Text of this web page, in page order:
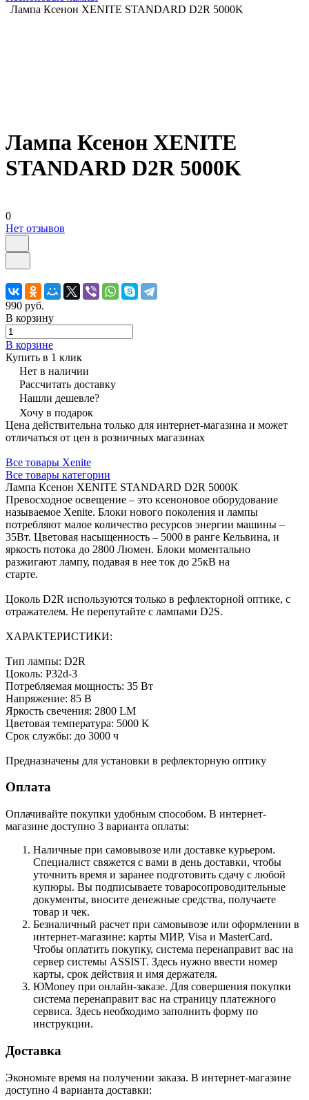
Лампа Ксенон XENITE STANDARD D2R 5000K
Лампа Ксенон XENITE
STANDARD D2R 5000K
0
Нет отзывов
990 руб.
В корзину
В корзине
Купить в 1 клик
Нет в наличии
Рассчитать доставку
Нашли дешевле?
Хочу в подарок
Цена действительна только для интернет-магазина и может
отличаться от цен в розничных магазинах
Все товары Xenite
Все товары категории
Лампа Ксенон XENITE STANDARD D2R 5000K
Превосходное освещение – это ксеноновое оборудование
называемое Xenite. Блоки нового поколения и лампы
потребляют малое количество ресурсов энергии машины –
35Вт. Цветовая насыщенность – 5000 в ранге Кельвина, и
яркость потока до 2800 Люмен. Блоки моментально
разжигают лампу, подавая в нее ток до 25кВ на
старте.
Цоколь D2R используются только в рефлекторной оптике, с
отражателем. Не перепутайте с лампами D2S.
ХАРАКТЕРИСТИКИ:
Тип лампы: D2R
Цоколь: P32d-3
Потребляемая мощность: 35 Вт
Напряжение: 85 В
Яркость свечения: 2800 LM
Цветовая температура: 5000 K
Срок службы: до 3000 ч
Предназначены для установки в рефлекторную оптику
Оплата
Оплачивайте покупки удобным способом. В интернет-
магазине доступно 3 варианта оплаты:
Наличные при самовывозе или доставке курьером.
Специалист свяжется с вами в день доставки, чтобы
уточнить время и заранее подготовить сдачу с любой
купюры. Вы подписываете товаросопроводительные
документы, вносите денежные средства, получаете
товар и чек.
Безналичный расчет при самовывозе или оформлении в
интернет-магазине: карты МИР, Visa и MasterCard.
Чтобы оплатить покупку, система перенаправит вас на
сервер системы ASSIST. Здесь нужно ввести номер
карты, срок действия и имя держателя.
ЮMoney при онлайн-заказе. Для совершения покупки
система перенаправит вас на страницу платежного
сервиса. Здесь необходимо заполнить форму по
инструкции.
Доставка
Экономьте время на получении заказа. В интернет-магазине
доступно 4 варианта доставки: